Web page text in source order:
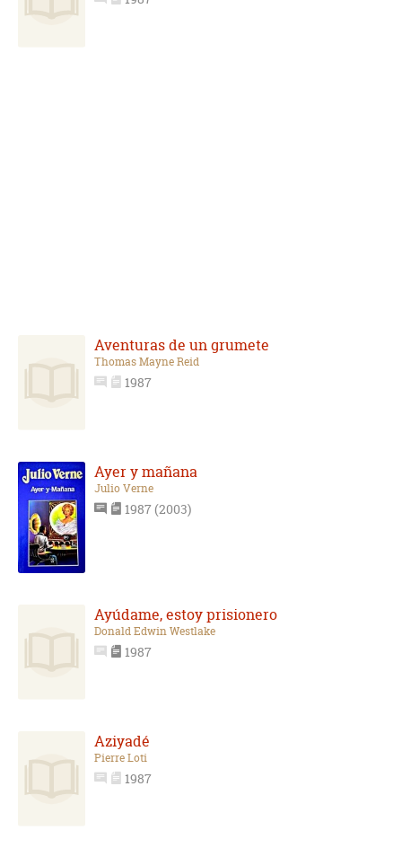
Aventuras de un grumete
Thomas Mayne Reid
1987
Ayer y mañana
Julio Verne
1987 (2003)
Ayúdame, estoy prisionero
Donald Edwin Westlake
1987
Aziyadé
Pierre Loti
1987